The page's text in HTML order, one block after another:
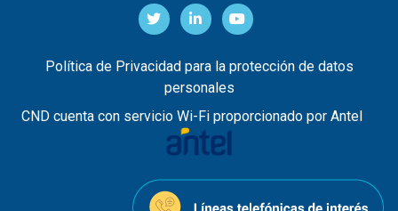
Política de Privacidad para la protección de datos
personales
CND cuenta con servicio Wi-Fi proporcionado por Antel